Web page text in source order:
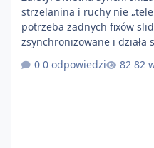
strzelanina i ruchy nie
potrzeba żadnych fixów
zsynchronizowane i działa stabilnie) Ładne
+ solidny antycheat na poziomie
pisanie własnych modów i
0 odpowiedzi 82